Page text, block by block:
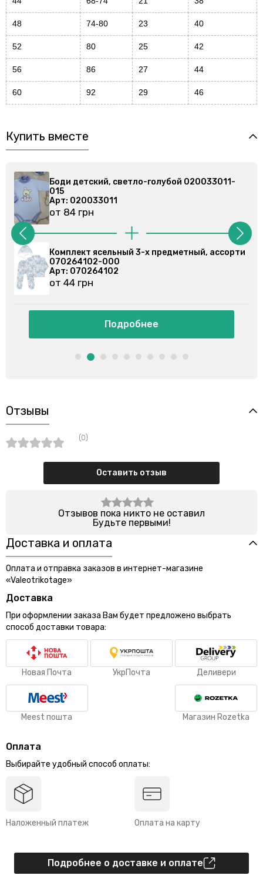
48 74-80 23 40
52 80 25 42
56 86 27 44
60 92 29 46
Купить вместе
020033011-
предметный, ассорти
Боди детский, светло-
Комплект ясельный 3-х
Отзывы
(0)
Оставить отзыв
Отзывов пока никто не оставил
Будьте первыми!
Доставка и оплата
Оплата и отправка заказов в интернет-магазине
«Valeotrikotage»
Доставка
При оформлении заказа Вам будет предложено выбрать
способ доставки товара:
Новая Почта УкрПочта Деливери
Meest пошта Магазин Rozetka
Оплата
Выбирайте удобный способ оплаты:
Наложенный платеж Оплата на карту
Подробнее о доставке и оплате